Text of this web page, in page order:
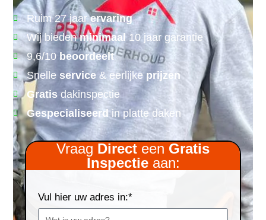
Ruim 27 jaarervaring
Wij biedenminimaal10 jaar garantie
9,6/10 beoordeelt
Snelle service& eerlijke prijzen
Gratisdakinspectie
Gespecialiseerd in platte daken
Vraag Direct een Gratis
Inspectieaan:
Vul hier uw adres in:*